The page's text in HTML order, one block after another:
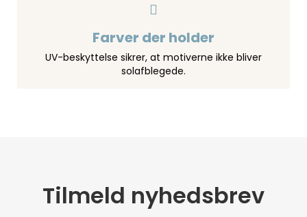
Farver der holder
UV-beskyttelse sikrer, at motiverne ikke bliver
solafblegede.
Tilmeld nyhedsbrev